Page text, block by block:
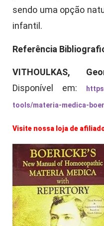
sendo uma opção
infantil.
Referência
VITHOULKAS,
Disponível em:
tools/materia-medica-
Visite nossa loja de